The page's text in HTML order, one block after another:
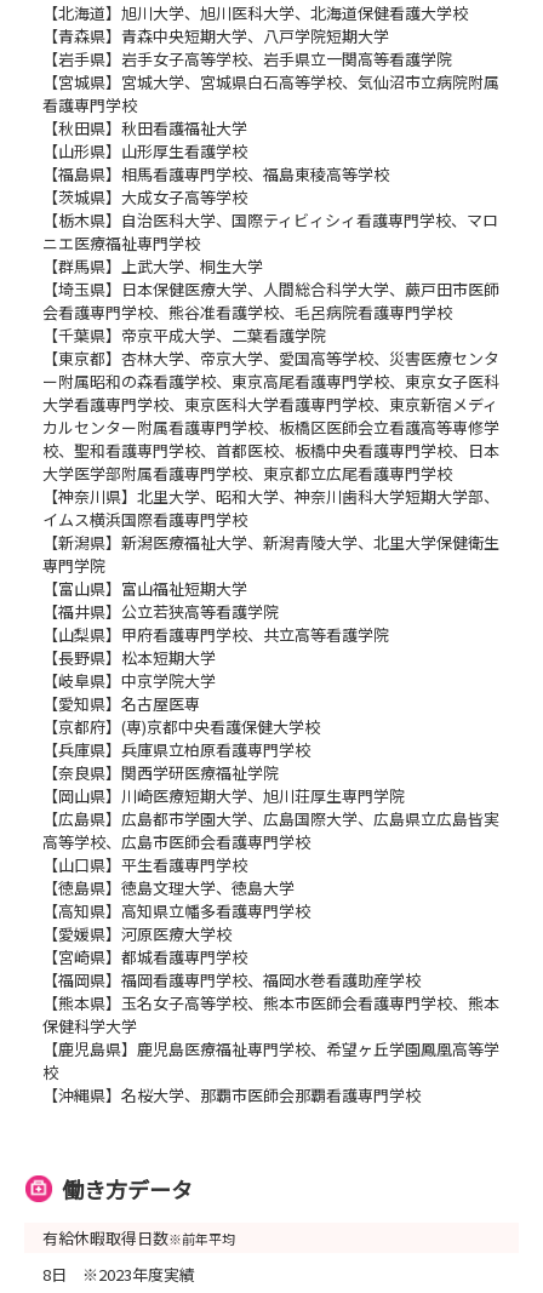
【北海道】旭川大学、旭川医科大学、北海道保健看護大学校
【青森県】青森中央短期大学、八戸学院短期大学
【岩手県】岩手女子高等学校、岩手県立一関高等看護学院
【宮城県】宮城大学、宮城県白石高等学校、気仙沼市立病院附属
看護専門学校
【秋田県】秋田看護福祉大学
【山形県】山形厚生看護学校
【福島県】相馬看護専門学校、福島東稜高等学校
【茨城県】大成女子高等学校
【栃木県】自治医科大学、国際ティビィシィ看護専門学校、マロ
ニエ医療福祉専門学校
【群馬県】上武大学、桐生大学
【埼玉県】日本保健医療大学、人間総合科学大学、蕨戸田市医師
会看護専門学校、熊谷准看護学校、毛呂病院看護専門学校
【千葉県】帝京平成大学、二葉看護学院
【東京都】杏林大学、帝京大学、愛国高等学校、災害医療センタ
ー附属昭和の森看護学校、東京高尾看護専門学校、東京女子医科
大学看護専門学校、東京医科大学看護専門学校、東京新宿メディ
カルセンター附属看護専門学校、板橋区医師会立看護高等専修学
校、聖和看護専門学校、首都医校、板橋中央看護専門学校、日本
大学医学部附属看護専門学校、東京都立広尾看護専門学校
【神奈川県】北里大学、昭和大学、神奈川歯科大学短期大学部、
イムス横浜国際看護専門学校
【新潟県】新潟医療福祉大学、新潟青陵大学、北里大学保健衛生
専門学院
【富山県】富山福祉短期大学
【福井県】公立若狭高等看護学院
【山梨県】甲府看護専門学校、共立高等看護学院
【長野県】松本短期大学
【岐阜県】中京学院大学
【愛知県】名古屋医専
【京都府】(専)京都中央看護保健大学校
【兵庫県】兵庫県立柏原看護専門学校
【奈良県】関西学研医療福祉学院
【岡山県】川崎医療短期大学、旭川荘厚生専門学院
【広島県】広島都市学園大学、広島国際大学、広島県立広島皆実
高等学校、広島市医師会看護専門学校
【山口県】平生看護専門学校
【徳島県】徳島文理大学、徳島大学
【高知県】高知県立幡多看護専門学校
【愛媛県】河原医療大学校
【宮崎県】都城看護専門学校
【福岡県】福岡看護専門学校、福岡水巻看護助産学校
【熊本県】玉名女子高等学校、熊本市医師会看護専門学校、熊本
保健科学大学
【鹿児島県】鹿児島医療福祉専門学校、希望ヶ丘学園鳳凰高等学
校
【沖縄県】名桜大学、那覇市医師会那覇看護専門学校
働き方データ
有給休暇取得日数※前年平均
8日 ※2023年度実績